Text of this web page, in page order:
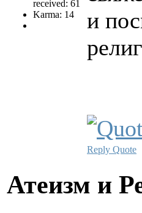
received: 61
Karma: 14
и
Reply Quote
Атеизм и